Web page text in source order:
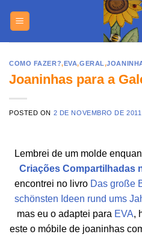
COMO FAZER?,EVA,GERAL,
Joaninhas para a
POSTED ON 2 DE NOVEMBRO DE 2011
Lembrei de um molde
Criações Compartilhadas
encontrei no livro Das große
schönsten Ideen rund ums
mas eu o adaptei para EVA,
este o móbile de joaninhas